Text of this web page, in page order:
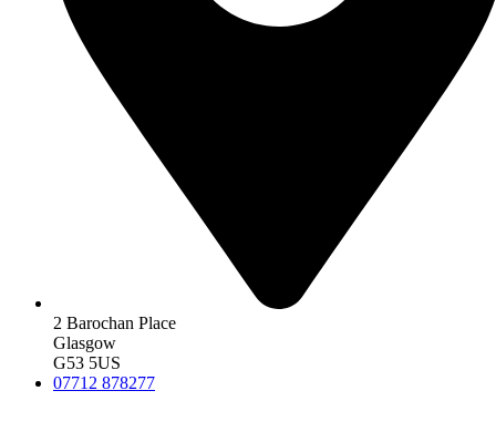
2 Barochan Place
Glasgow
G53 5US
07712 878277